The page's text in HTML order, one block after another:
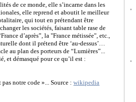
de ce monde, elle s’incarne dans les
elle reprend et aboutit le meilleur
qui tout en prétendant être
les sociétés, faisant table rase de
d’après”, la "France métissée", etc.,
dont il prétend être ‘au-dessus’…
au plan des porteurs de “Lumières”...
et démasqué pour ce qu’il est :
notre code »... Source : wikipedia